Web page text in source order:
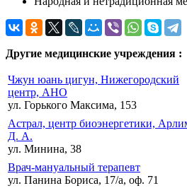
Другие медицинские учреждения :
Чжун юань цигун, Нижегородский
центр, АНО
ул. Горького Максима, 153
Астрал, центр биоэнергетики,
Д. А.
ул. Минина, 38
Врач-мануальный терапевт
ул. Панина Бориса, 17/а, оф. 71